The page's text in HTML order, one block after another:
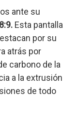
ante su
Esta pantalla
por su
atrás por
carbono de la
a la extrusión
de todo